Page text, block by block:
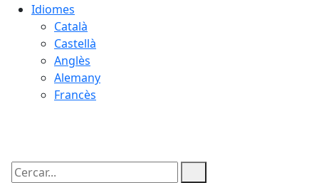
Idiomes
Català
Castellà
Anglès
Alemany
Francès